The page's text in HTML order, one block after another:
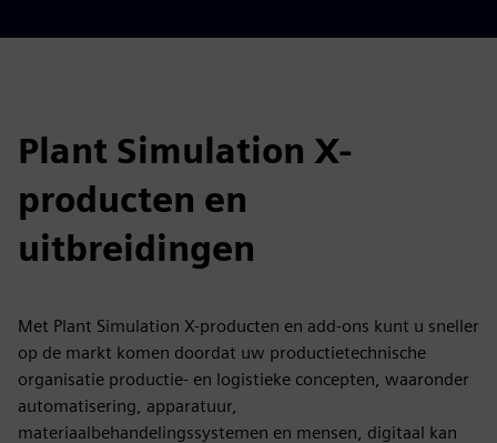
Plant Simulation X-
producten en
uitbreidingen
Met Plant Simulation X-producten en add-ons kunt u sneller
op de markt komen doordat uw productietechnische
organisatie productie- en logistieke concepten, waaronder
automatisering, apparatuur,
materiaalbehandelingssystemen en mensen, digitaal kan